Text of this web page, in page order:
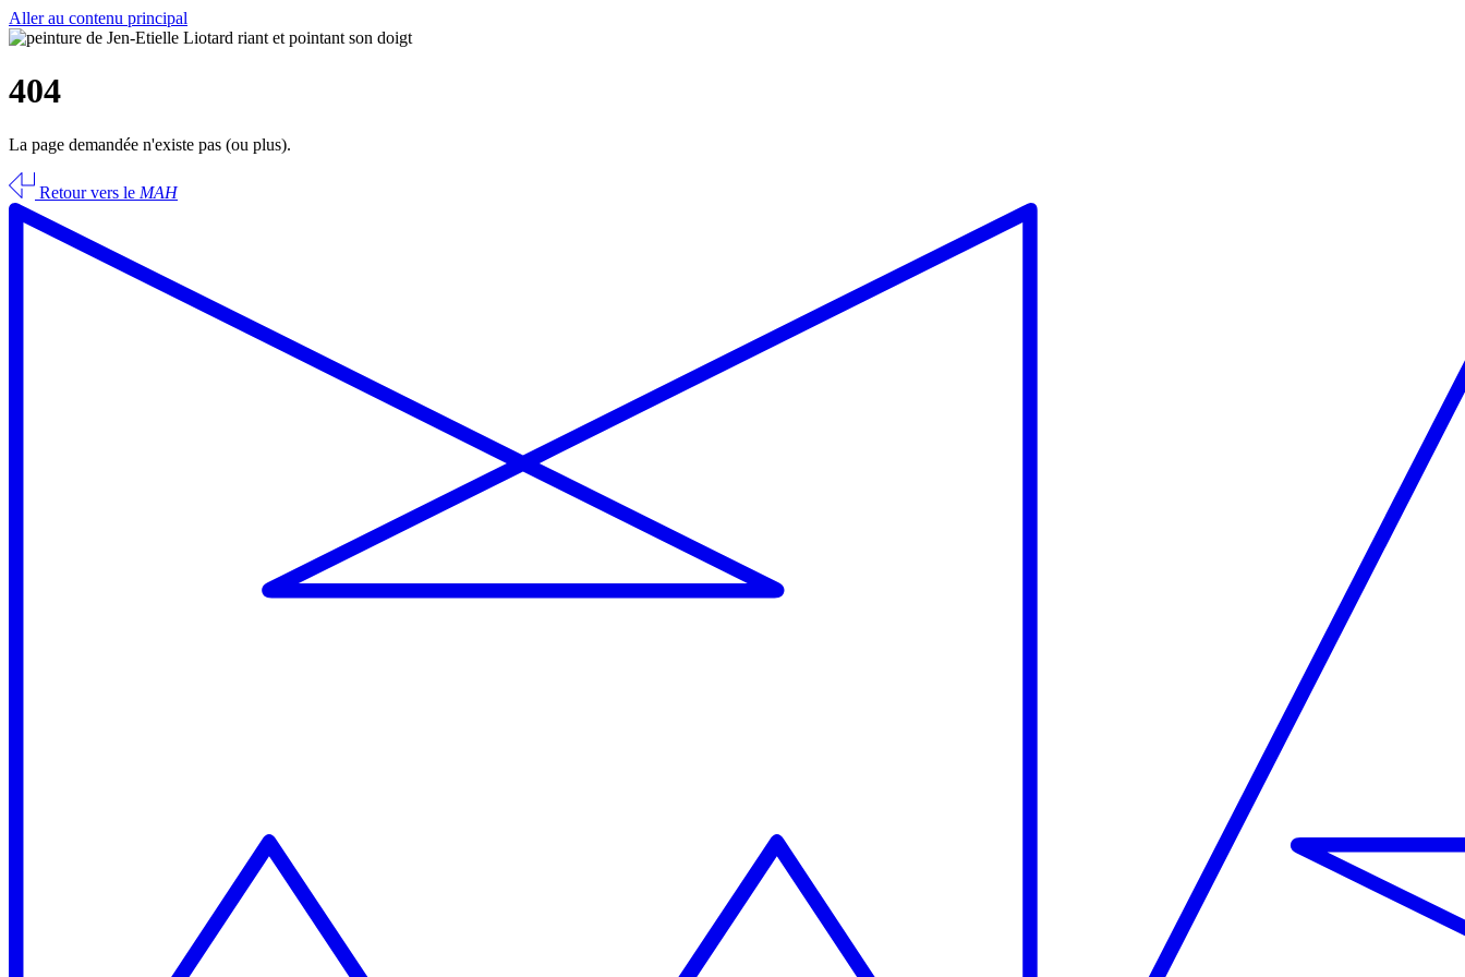
Aller au contenu principal
404
La page demandée n'existe pas (ou plus).
Retour vers le MAH